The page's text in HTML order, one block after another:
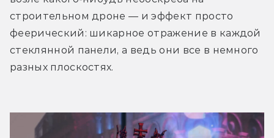
строительном дроне — и эффект просто
феерический: шикарное отражение в каждой
стеклянной панели, а ведь они все в немного
разных плоскостях.